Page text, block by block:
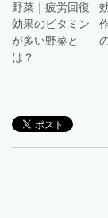
野菜｜疲労回復
効果のビタミン
が多い野菜と
は？